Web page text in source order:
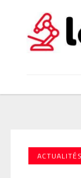
ACTUALITÉS